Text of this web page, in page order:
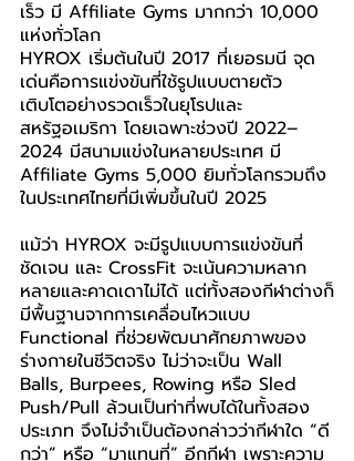
เร็ว มี Affiliate Gyms มากกว่า 10,000
แห่งทั่วโลก
HYROX เริ่มต้นในปี 2017 ที่เยอรมนี จุด
เด่นคือการแข่งขันที่ใช้รูปแบบตายตัว
เติบโตอย่างรวดเร็วในยุโรปและ
สหรัฐอเมริกา โดยเฉพาะช่วงปี 2022–
2024 มีสนามแข่งในหลายประเทศ มี
Affiliate Gyms 5,000 ยิมทั่วโลกรวมถึง
ในประเทศไทยที่มีเพิ่มขึ้นในปี 2025
แม้ว่า HYROX จะมีรูปแบบการแข่งขันที่
ชัดเจน และ CrossFit จะเน้นความหลาก
หลายและคาดเดาไม่ได้ แต่ทั้งสองกีฬาต่างก็
มีพื้นฐานจากการเคลื่อนไหวแบบ
Functional ที่ช่วยพัฒนาศักยภาพของ
ร่างกายในชีวิตจริง ไม่ว่าจะเป็น Wall
Balls, Burpees, Rowing หรือ Sled
Push/Pull ล้วนเป็นท่าที่พบได้ในทั้งสอง
ประเภท จึงไม่จำเป็นต้องกล่าวว่ากีฬาใด “ดี
กว่า” หรือ “มาแทนที่” อีกกีฬา เพราะความ